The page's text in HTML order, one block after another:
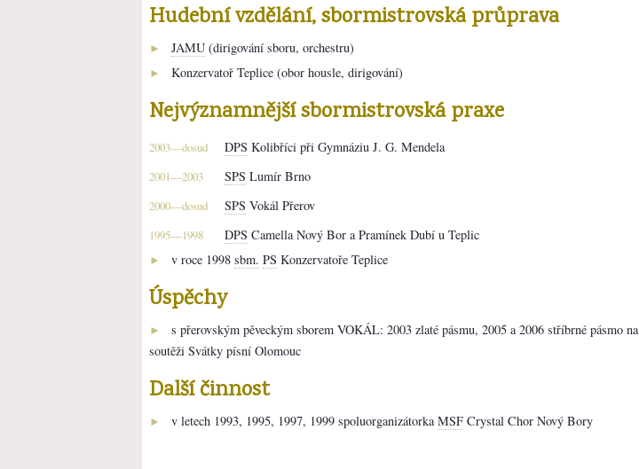
Hudební vzdělání, sbormistrovská průprava
► JAMU (dirigování sboru, orchestru)
► Konzervatoř Teplice (obor housle, dirigování)
Nejvýznamnější sbormistrovská praxe
2003—dosud DPS Kolibříci při Gymnáziu J. G. Mendela
2001—2003 SPS Lumír Brno
2000—dosud SPS Vokál Přerov
1995—1998 DPS Camella Nový Bor a Pramínek Dubí u Teplic
► v roce 1998 sbm. PS Konzervatoře Teplice
Úspěchy
►
s přerovským pěveckým sborem VOKÁL: 2003 zlaté pásmu, 2005 a 2006 stříbrné pásmo na
soutěži Svátky písní Olomouc
Další činnost
► v letech 1993, 1995, 1997, 1999 spoluorganizátorka MSF Crystal Chor Nový Bory